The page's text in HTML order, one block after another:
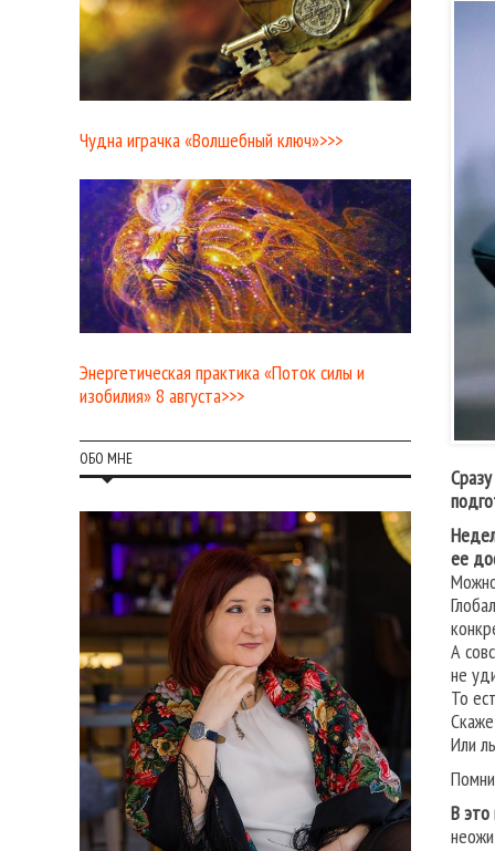
ее
А
не
То
Или
В это
Чудна играчка «Волшебный ключ»>>>
Энергетическая практика «Поток силы и
изобилия» 8 августа>>>
ОБО МНЕ